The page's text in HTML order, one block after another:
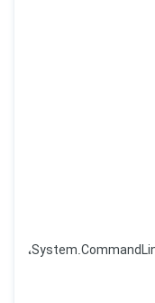
NET CLI. در نتیجه استفاده از کتابخانه‌های System.CommandLine،